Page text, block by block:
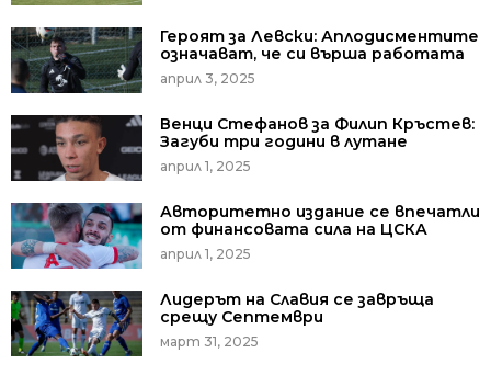
Героят за Левски: Аплодисментите
означават, че си върша работата
април 3, 2025
Венци Стефанов за Филип Кръстев:
Загуби три години в лутане
април 1, 2025
Авторитетно издание се впечатли
от финансовата сила на ЦСКА
април 1, 2025
Лидерът на Славия се завръща
срещу Септември
март 31, 2025